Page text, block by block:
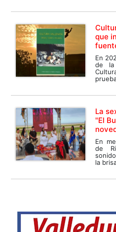
que
En
de la
La
"El
En
de
la